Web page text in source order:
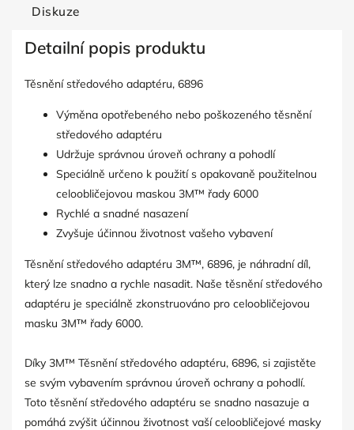
Diskuze
Detailní popis produktu
Těsnění středového adaptéru, 6896
Výměna opotřebeného nebo poškozeného těsnění
středového adaptéru
Udržuje správnou úroveň ochrany a pohodlí
Speciálně určeno k použití s opakovaně použitelnou
celoobličejovou maskou 3M™ řady 6000
Rychlé a snadné nasazení
Zvyšuje účinnou životnost vašeho vybavení
Těsnění středového adaptéru 3M™, 6896, je náhradní díl,
který lze snadno a rychle nasadit. Naše těsnění středového
adaptéru je speciálně zkonstruováno pro celoobličejovou
masku 3M™ řady 6000.
Díky 3M™ Těsnění středového adaptéru, 6896, si zajistěte
se svým vybavením správnou úroveň ochrany a pohodlí.
Toto těsnění středového adaptéru se snadno nasazuje a
pomáhá zvýšit účinnou životnost vaší celoobličejové masky